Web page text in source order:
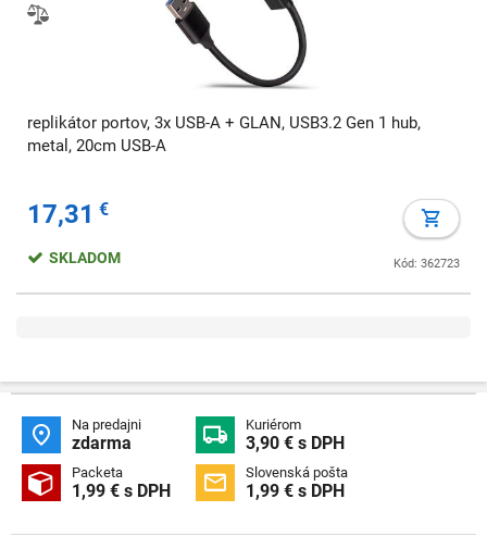
replikátor portov, 3x USB-A + GLAN, USB3.2 Gen 1 hub,
metal, 20cm USB-A
17,31 €
Kód: 362723
SKLADOM
 Na predajni
zdarma  Kuriérom
3,90 € s DPH
 Packeta
1,99 € s DPH  Slovenská pošta
1,99 € s DPH